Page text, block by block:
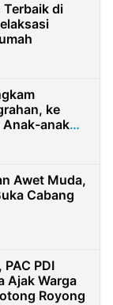
Terbaik di
ke
anak
Awet Muda,
Cabang
PDI
Ajak Warga
Royong